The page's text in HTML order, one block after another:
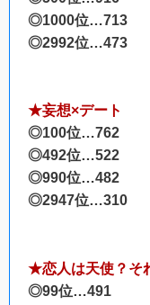
◎1000位…713
◎2992位…473
★妄想×デート
◎100位…762
◎492位…522
◎990位…482
◎2947位…310
★恋人は天使？そ
◎99位…491